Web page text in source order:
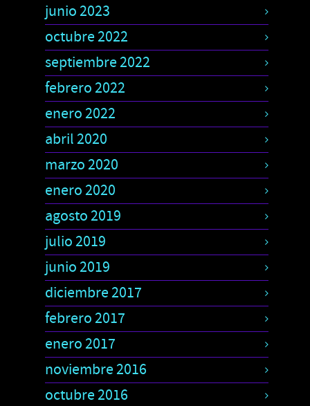
junio 2023
octubre 2022
septiembre 2022
febrero 2022
enero 2022
abril 2020
marzo 2020
enero 2020
agosto 2019
julio 2019
junio 2019
diciembre 2017
febrero 2017
enero 2017
noviembre 2016
octubre 2016